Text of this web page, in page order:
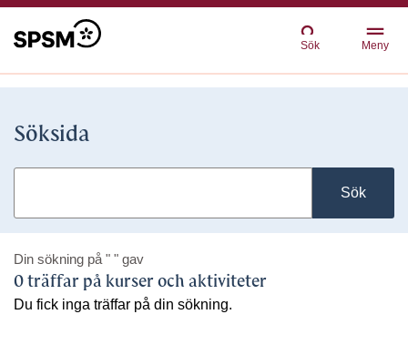
Sök Meny
Söksida
Sök
Din sökning på " " gav
0 träffar på kurser och aktiviteter
Du fick inga träffar på din sökning.